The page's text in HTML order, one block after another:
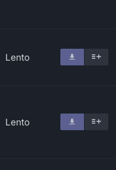
Lento
Lento